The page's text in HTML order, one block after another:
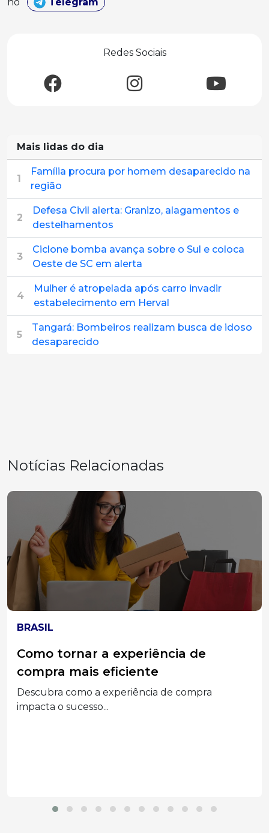
no
Telegram
Redes Sociais
Mais lidas do dia
1
Família procura por homem desaparecido na
região
2
Defesa Civil alerta: Granizo, alagamentos e
destelhamentos
3
Ciclone bomba avança sobre o Sul e coloca
Oeste de SC em alerta
4
Mulher é atropelada após carro invadir
estabelecimento em Herval
5
Tangará: Bombeiros realizam busca de idoso
desaparecido
Notícias Relacionadas
ELEIÇÕES 2026
MPT-SC divulga acórdão do TST que
condenou Associações Empresariais
e seus Dirigentes por assédio
eleitoral